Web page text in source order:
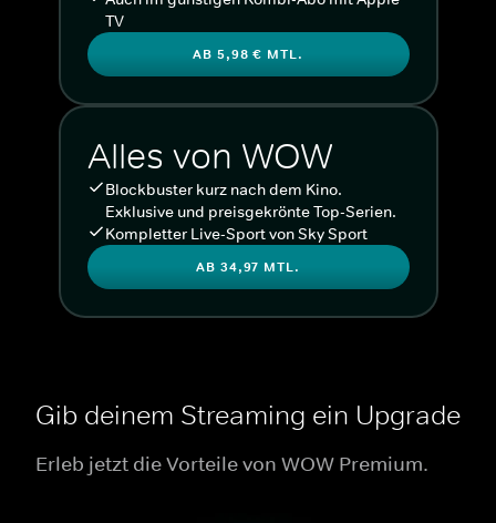
TV
AB 5,98 € MTL.
Alles von WOW
Blockbuster kurz nach dem Kino.
Exklusive und preisgekrönte Top-Serien.
Kompletter Live-Sport von Sky Sport
AB 34,97 MTL.
Gib deinem Streaming ein Upgrade
Erleb jetzt die Vorteile von WOW Premium.